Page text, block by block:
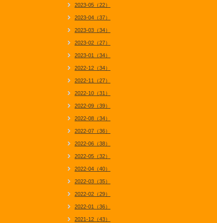
2023-05（22）
2023-04（37）
2023-03（34）
2023-02（27）
2023-01（34）
2022-12（34）
2022-11（27）
2022-10（31）
2022-09（39）
2022-08（34）
2022-07（36）
2022-06（38）
2022-05（32）
2022-04（40）
2022-03（35）
2022-02（29）
2022-01（36）
2021-12（43）